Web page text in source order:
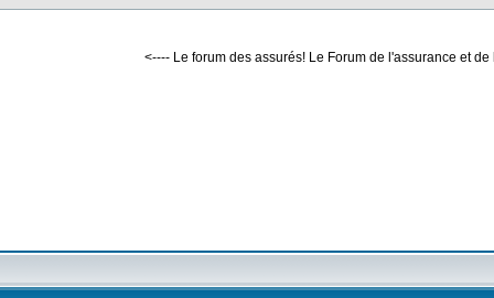
<---- Le forum des assurés! Le Forum de l'assurance et